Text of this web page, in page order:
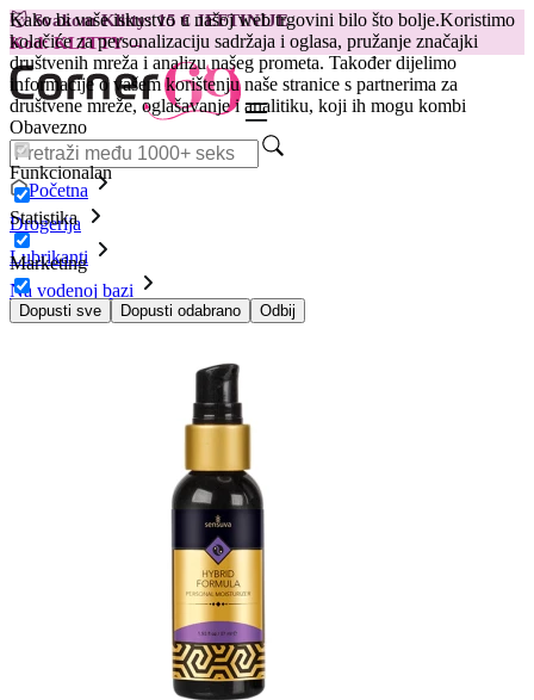
Kako bi vaše iskustvo u našoj web trgovini bilo što bolje.Koristimo
kolačiće za personalizaciju sadržaja i oglasa, pružanje značajki
društvenih mreža i analizu našeg prometa. Također dijelimo
informacije o vašem korištenju naše stranice s partnerima za
društvene mreže, oglašavanje i analitiku, koji ih mogu kombi
Obavezno
Funkcionalan
Statistika
Marketing
Dopusti sve Dopusti odabrano Odbij
😽Svakom Klitty: 15 € JEFTINIJE
Kod: KLITTY →
Početna
Drogerija
Lubrikanti
Na vodenoj bazi
Lubrikant Sensuva Hybrid, 57 ml